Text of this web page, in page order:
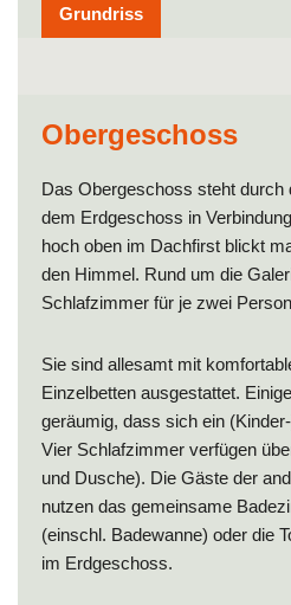
Grundriss
Obergeschoss
Das Obergeschoss steht durch
dem Erdgeschoss in
hoch oben im Dachfirst blickt
den Himmel. Rund um die
Schlafzimmer für je zwei
Sie sind allesamt mit
Einzelbetten ausgestattet.
geräumig, dass sich ein
Vier Schlafzimmer verfügen
und Dusche). Die Gäste der
nutzen das gemeinsame
(einschl. Badewanne) oder die
im Erdgeschoss.